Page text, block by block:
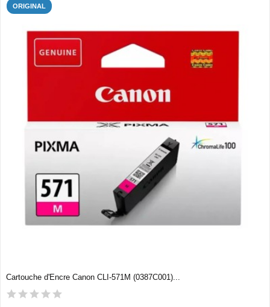
ORIGINAL
Cartouche d'Encre Canon CLI-571M (0387C001)...